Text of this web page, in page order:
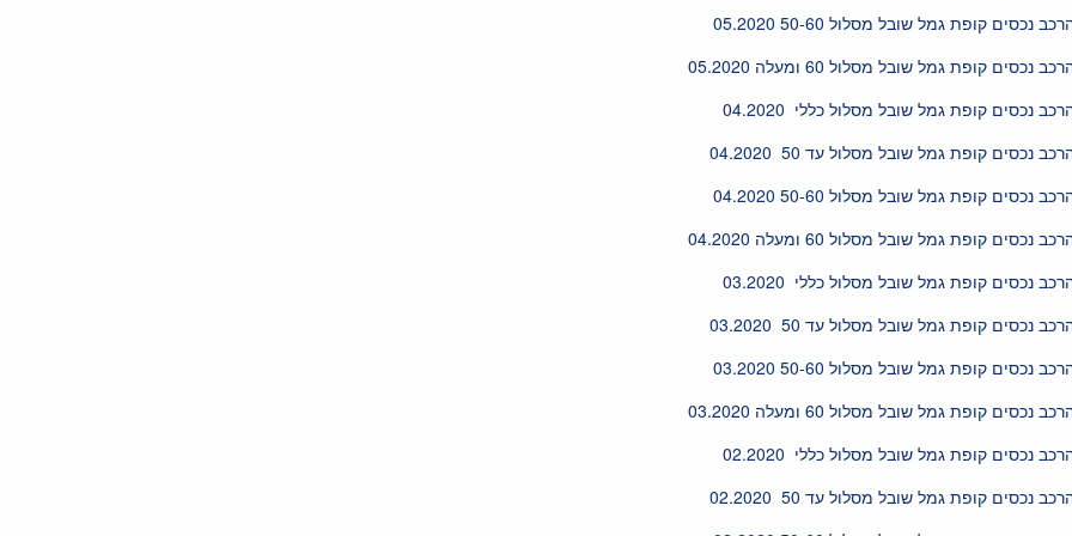
נכסים קופת גמל שובל מסלול 50-60 05.2020
נכסים קופת גמל שובל מסלול 60 ומעלה 05.2020
נכסים קופת גמל שובל מסלול כללי 04.2020
נכסים קופת גמל שובל מסלול עד 50 04.2020
נכסים קופת גמל שובל מסלול 50-60 04.2020
נכסים קופת גמל שובל מסלול 60 ומעלה 04.2020
נכסים קופת גמל שובל מסלול כללי 03.2020
נכסים קופת גמל שובל מסלול עד 50 03.2020
נכסים קופת גמל שובל מסלול 50-60 03.2020
נכסים קופת גמל שובל מסלול 60 ומעלה 03.2020
נכסים קופת גמל שובל מסלול כללי 02.2020
נכסים קופת גמל שובל מסלול עד 50 02.2020